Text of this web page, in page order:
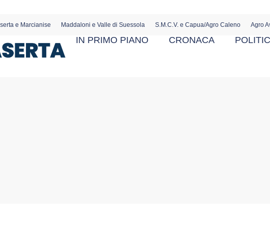
e Marcianise Maddaloni e Valle di Suessola S.M.C.V. e Capua/Agro Caleno Agro
IN PRIMO PIANO CRONACA